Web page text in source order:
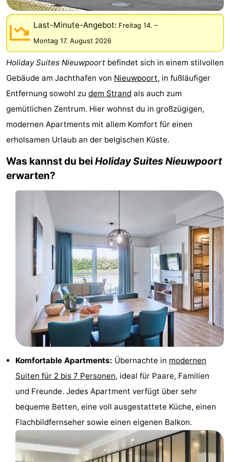
Nieuwpoort
Suites
Westende
Ferienhäuser
-
Nieuwpoort
-
Oostduinkerke
aan
zee
-
Westende
Hotels
Zimmer
(mit
Frühstück)
Lastminutes
Strand
Sehen
Museen
Denkmäler
Aussichtspunkte
Bauernhöfe
Indoor-
Minigolfplätze
Wellness-
Zentren
Dörfer
Last-Minute-Angebot: Freitag 14. –
Montag 17. August 2026
Holiday Suites Nieuwpoort befindet sich in einem stilvollen
Gebäude am Jachthafen von Nieuwpoort, in fußläufiger
Entfernung sowohl zu dem Strand als auch zum
gemütlichen Zentrum. Hier wohnst du in großzügigen,
modernen Apartments mit allem Komfort für einen
erholsamen Urlaub an der belgischen Küste.
Was kannst du bei Holiday Suites Nieuwpoort
erwarten?
Komfortable Apartments: Übernachte in modernen
Suiten für 2 bis 7 Personen, ideal für Paare, Familien
und Freunde. Jedes Apartment verfügt über sehr
bequeme Betten, eine voll ausgestattete Küche, einen
Flachbildfernseher sowie einen eigenen Balkon.